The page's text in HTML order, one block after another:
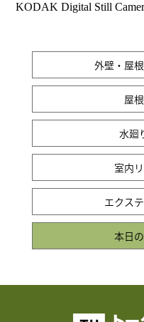
KODAK Digital Still
外壁・屋
屋
水廻
室内
エクス
本日